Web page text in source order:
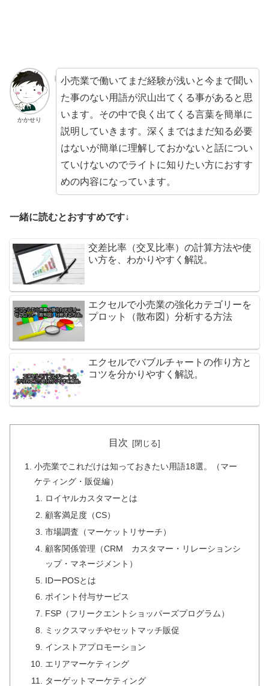
かかせり
小売業で働いてまだ経験が浅いと今まで聞い
た事のない用語が沢山出てくる事があると思
います。その中で良く出てくる言葉を簡単に
説明していきます。深くまではまだ知る必要
はないが簡単に理解しておかないと話につい
ていけないのでライトに知りたい方におすす
めの内容になっています。
一緒に読むとおすすめです↓
交差比率（交叉比率）の計算方法や使
い方を、わかりやすく解説。
エクセルで小売業の強化カテゴリーを
プロット（散布図）分析する方法
エクセルでバブルチャートの作り方と
コツを分かりやすく解説。
目次
小売業でこれだけは知っておきたい用語18選。（マー
ケティング・販促編）
ロイヤルカスタマーとは
顧客満足度（CS）
市場調査（マーケットリサーチ）
顧客関係管理（CRM カスタマー・リレーションシ
ップ・マネージメント）
IDーPOSとは
ポイント付与サービス
FSP（フリークエントショッパーズプログラム）
ミックスマッチやセットマッチ販促
インストアプロモーション
エリアマーケティング
ターゲットマーケティング